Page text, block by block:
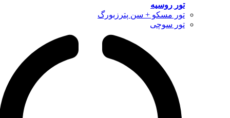
تور روسیه
تور مسکو + سن پترزبورگ
تور سوچی